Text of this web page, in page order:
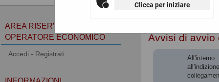
Sei qui: Home»
Clicca per iniziare
Avvisi di avvio
AREA RISERVATA
OPERATORE ECONOMICO
Accedi - Registrati